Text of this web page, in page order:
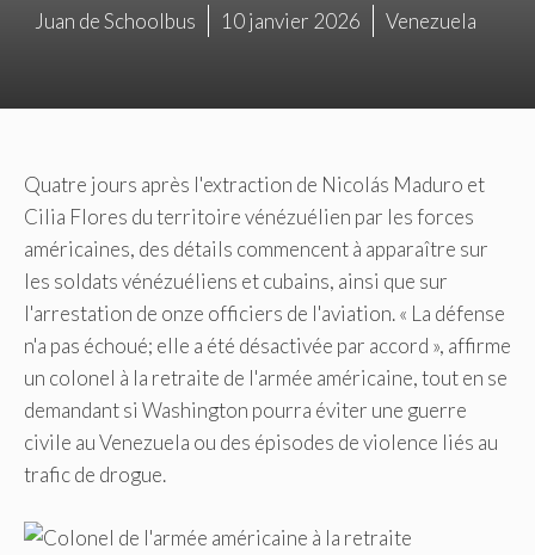
Juan de Schoolbus 10 janvier 2026 Venezuela
Quatre jours après l'extraction de Nicolás Maduro et
Cilia Flores du territoire vénézuélien par les forces
américaines, des détails commencent à apparaître sur
les soldats vénézuéliens et cubains, ainsi que sur
l'arrestation de onze officiers de l'aviation. « La défense
n'a pas échoué; elle a été désactivée par accord », affirme
un colonel à la retraite de l'armée américaine, tout en se
demandant si Washington pourra éviter une guerre
civile au Venezuela ou des épisodes de violence liés au
trafic de drogue.